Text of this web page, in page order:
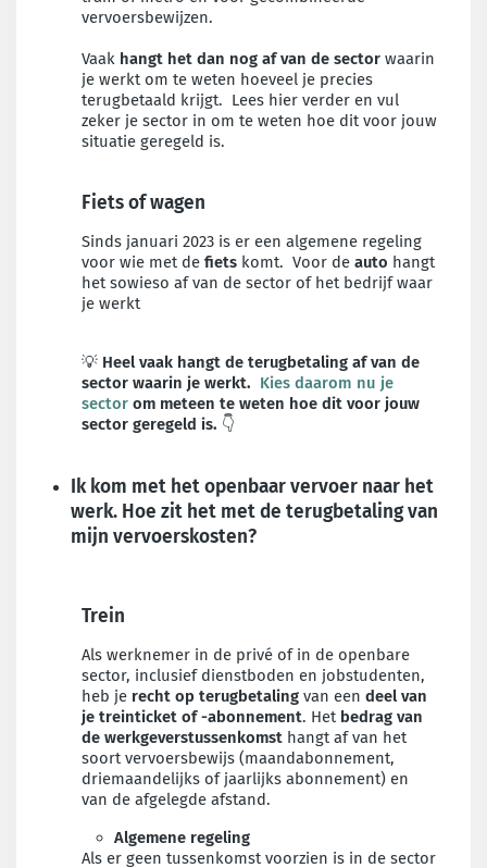
vervoersbewijzen.
Vaak hangt het dan nog af van de sector waarin
je werkt om te weten hoeveel je precies
terugbetaald krijgt. Lees hier verder en vul
zeker je sector in om te weten hoe dit voor jouw
situatie geregeld is.
Fiets of wagen
Sinds januari 2023 is er een algemene regeling
voor wie met de fiets komt. Voor de auto hangt
het sowieso af van de sector of het bedrijf waar
je werkt
💡 Heel vaak hangt de terugbetaling af van de
sector waarin je werkt. Kies daarom nu je
sector om meteen te weten hoe dit voor jouw
sector geregeld is. 👇
Ik kom met het openbaar vervoer naar het
werk. Hoe zit het met de terugbetaling van
mijn vervoerskosten?
Trein
Als werknemer in de privé of in de openbare
sector, inclusief dienstboden en jobstudenten,
heb je recht op terugbetaling van een deel van
je treinticket of -abonnement. Het bedrag van
de werkgeverstussenkomst hangt af van het
soort vervoersbewijs (maandabonnement,
driemaandelijks of jaarlijks abonnement) en
van de afgelegde afstand.
Algemene regeling
Als er geen tussenkomst voorzien is in de sector